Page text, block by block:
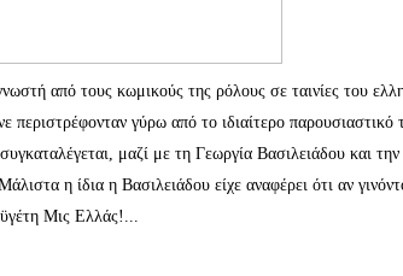
από τους κωμικούς της ρόλους σε ταινίες του
περιστρέφονταν γύρω από το ιδιαίτερο παρουσιαστικό
μαζί με τη Γεωργία Βασιλειάδου και
η ίδια η Βασιλειάδου είχε αναφέρει ότι αν
Μις Ελλάς!...